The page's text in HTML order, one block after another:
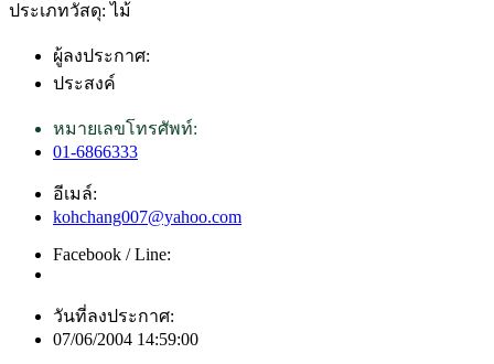
ประเภทวัสดุ: ไม้
ผู้ลงประกาศ:
ประสงค์
หมายเลขโทรศัพท์:
01-6866333
อีเมล์:
kohchang007@yahoo.com
Facebook / Line:
วันที่ลงประกาศ:
07/06/2004 14:59:00